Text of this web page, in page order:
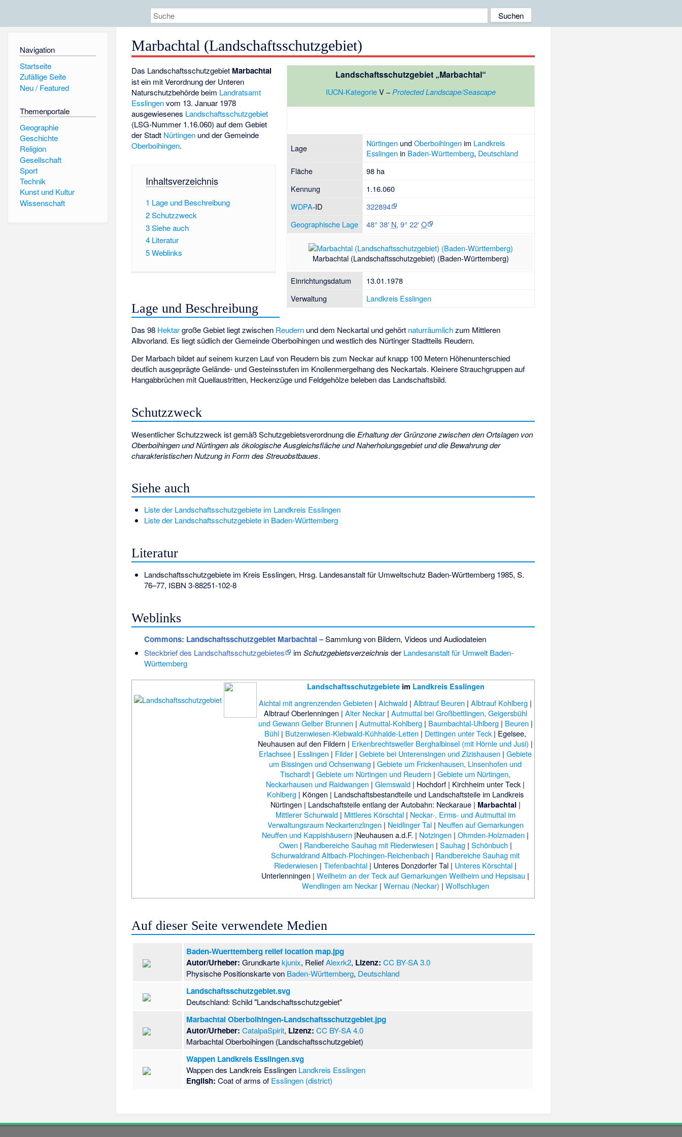
Navigation
Startseite
Zufällige Seite
Neu / Featured
Themenportale
Geographie
Geschichte
Religion
Gesellschaft
Sport
Technik
Kunst und Kultur
Wissenschaft
Marbachtal (Landschaftsschutzgebiet)
Landschaftsschutzgebiet „Marbachtal“
IUCN-KategorieV –Protected Landscape/Seascape
Lage Nürtingen undOberboihingen im Landkreis
Esslingen in Baden-Württemberg, Deutschland
Fläche
98 ha
Kennung
1.16.060
WDPA-ID
322894
Geographische Lage
48° 38′ N,9° 22′O
Marbachtal (Landschaftsschutzgebiet) (Baden-Württemberg)
Einrichtungsdatum
13.01.1978
Verwaltung
Landkreis Esslingen
Das Landschaftsschutzgebiet Marbachtal
ist ein mit Verordnung der Unteren
Naturschutzbehörde beim Landratsamt
Esslingenvom 13. Januar 1978
ausgewiesenes Landschaftsschutzgebiet
(LSG-Nummer 1.16.060) auf dem Gebiet
der Stadt Nürtingen und der Gemeinde
Oberboihingen.
Inhaltsverzeichnis
1 Lage und Beschreibung
2Schutzzweck
3Siehe auch
4 Literatur
5Weblinks
Lage und Beschreibung
Das 98 Hektargroße Gebiet liegt zwischen Reudern und dem Neckartal und gehört naturräumlichzum Mittleren
Albvorland. Es liegt südlich der Gemeinde Oberboihingen und westlich des Nürtinger Stadtteils Reudern.
Der Marbach bildet auf seinem kurzen Lauf von Reudern bis zum Neckar auf knapp 100 Metern Höhenunterschied
deutlich ausgeprägte Gelände- und Gesteinsstufen im Knollenmergelhangdes Neckartals. Kleinere Strauchgruppen auf
Hangabbrüchen mit Quellaustritten, Heckenzüge und Feldgehölze beleben das Landschaftsbild.
Schutzzweck
Wesentlicher Schutzzweck ist gemäß Schutzgebietsverordnung die Erhaltung der Grünzone zwischen den Ortslagen von
Oberboihingen und Nürtingen als ökologische Ausgleichsfläche und Naherholungsgebiet und die Bewahrung der
charakteristischen Nutzung in Form des Streuobstbaues.
Siehe auch
Liste der Landschaftsschutzgebiete im Landkreis Esslingen
Liste der Landschaftsschutzgebiete in Baden-Württemberg
Literatur
Landschaftsschutzgebiete im Kreis Esslingen, Hrsg. Landesanstalt für Umweltschutz Baden-Württemberg 1985, S.
76–77, ISBN 3-88251-102-8
Weblinks
Commons: Landschaftsschutzgebiet Marbachtal– Sammlung von Bildern, Videos und Audiodateien
Steckbrief des Landschaftsschutzgebietes
im Schutzgebietsverzeichnis der Landesanstalt für Umwelt Baden-
Württemberg
Landschaftsschutzgebieteim Landkreis Esslingen
Aichtal mit angrenzenden Gebieten |Aichwald |Albtrauf Beuren |Albtrauf Kohlberg |
Albtrauf Oberlenningen | Alter Neckar| Autmuttal bei Großbettlingen, Geigersbühl
und Gewann Gelber Brunnen | Autmuttal-Kohlberg | Baumbachtal-Uhlberg | Beuren |
Bühl | Butzenwiesen-Klebwald-Kühhalde-Letten | Dettingen unter Teck | Egelsee,
Neuhausen auf den Fildern | Erkenbrechtsweiler Berghalbinsel (mit Hörnle und Jusi) |
Erlachsee | Esslingen | Filder |Gebiete bei Unterensingen und Zizishausen |Gebiete
um Bissingen und Ochsenwang |Gebiete um Frickenhausen, Linsenhofen und
Tischardt |Gebiete um Nürtingen und Reudern |Gebiete um Nürtingen,
Neckarhausen und Raidwangen |Glemswald | Hochdorf | Kirchheim unter Teck |
Kohlberg | Köngen | Landschaftsbestandteile und Landschaftsteile im Landkreis
Nürtingen | Landschaftsteile entlang der Autobahn: Neckaraue| Marbachtal |
Mittlerer Schurwald| Mittleres Körschtal| Neckar-, Erms- und Autmuttal im
Verwaltungsraum Neckartenzlingen | Neidlinger Tal| Neuffen auf Gemarkungen
Neuffen und Kappishäusern |Neuhausen a.d.F. | Notzingen |Ohmden-Holzmaden |
Owen | Randbereiche Sauhag mit Riederwiesen | Sauhag | Schönbuch |
Schurwaldrand Altbach-Plochingen-Reichenbach | Randbereiche Sauhag mit
Riederwiesen |Tiefenbachtal | Unteres Donzdorfer Tal | Unteres Körschtal |
Unterlenningen |Weilheim an der Teck auf Gemarkungen Weilheim und Hepsisau |
Wendlingen am Neckar| Wernau (Neckar) | Wolfschlugen
Auf dieser Seite verwendete Medien
Baden-Wuerttemberg relief location map.jpg
Autor/Urheber: Grundkartekjunix, ReliefAlexrk2, Lizenz: CC BY-SA 3.0
Physische Positionskarte von Baden-Württemberg, Deutschland
Landschaftsschutzgebiet.svg
Deutschland: Schild "Landschaftsschutzgebiet"
Marbachtal Oberboihingen-Landschaftsschutzgebiet.jpg
Autor/Urheber: CatalpaSpirit, Lizenz: CC BY-SA 4.0
Marbachtal Oberboihingen (Landschaftsschutzgebiet)
Wappen Landkreis Esslingen.svg
Wappen des Landkreis Esslingen Landkreis Esslingen
English:Coat of arms of Esslingen (district)